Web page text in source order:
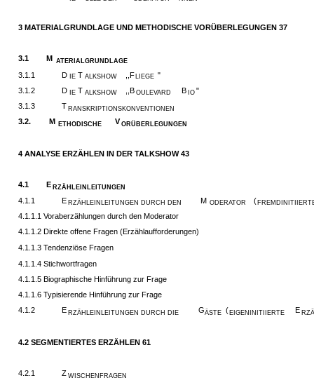
3 MATERIALGRUNDLAGE UND METHODISCHE VORÜBERLEGUNGEN 37
3.1 M ATERIALGRUNDLAGE
3.1.1 D IE T ALKSHOW ,,F LIEGE "
3.1.2
D IE T ALKSHOW ,,B OULEVARD B IO "
3.1.3
T RANSKRIPTIONSKONVENTIONEN
3.2. M ETHODISCHE V ORÜBERLEGUNGEN
4 ANALYSE ERZÄHLEN IN DER TALKSHOW 43
4.1 E RZÄHLEINLEITUNGEN
4.1.1 E RZÄHLEINLEITUNGEN DURCH DEN M ODERATOR (
4.1.1.1 Voraberzählungen durch den Moderator
4.1.1.2 Direkte offene Fragen (Erzählaufforderungen)
4.1.1.3 Tendenziöse Fragen
4.1.1.4 Stichwortfragen
4.1.1.5 Biographische Hinführung zur Frage
4.1.1.6 Typisierende Hinführung zur Frage
4.1.2
E RZÄHLEINLEITUNGEN DURCH DIE GÄSTE ( EIGENINITIIERTE E
4.2 SEGMENTIERTES ERZÄHLEN 61
4.2.1 Z WISCHENFRAGEN